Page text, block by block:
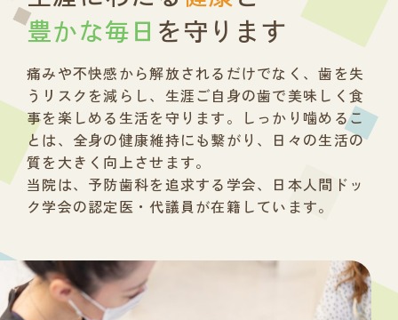
豊かな毎日 を守ります
痛みや不快感から解放されるだけでなく、歯を失
うリスクを減らし、 生涯ご自身の歯で美味しく食
事を楽しめる生活を守ります。
しっかり噛めるこ
とは、全身の健康維持にも繋がり、
日々の生活の
質を大きく向上させます。
当院は、予防歯科を追求する学会、
日本人間ドッ
ク学会の認定医・代議員が在籍しています。